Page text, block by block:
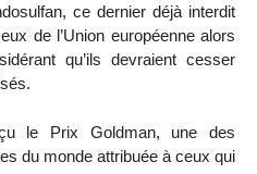
ce dernier déjà interdit
de l’Union européenne alors
qu’ils devraient cesser
le Prix Goldman, une des
du monde attribuée à ceux qui